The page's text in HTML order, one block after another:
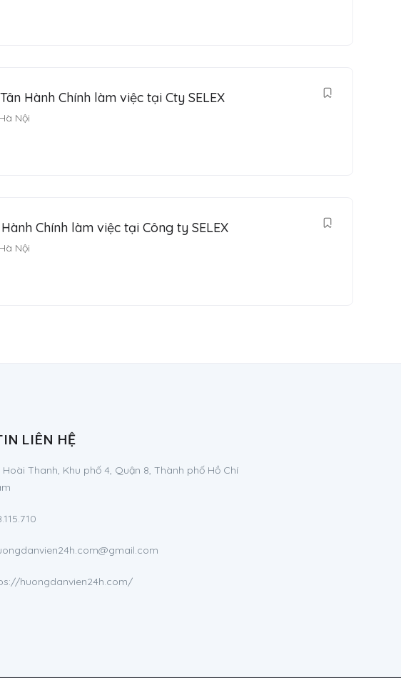
Hành Chính làm việc tại Cty SELEX
Hà Nội
Chính làm việc tại Công ty SELEX
Hà Nội
LIÊN HỆ
Hoài Thanh, Khu phố 4, Quận 8, Thành phố Hồ Chí
huongdanvien24h.com/